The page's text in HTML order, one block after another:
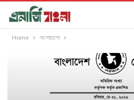
Home অগোছালো